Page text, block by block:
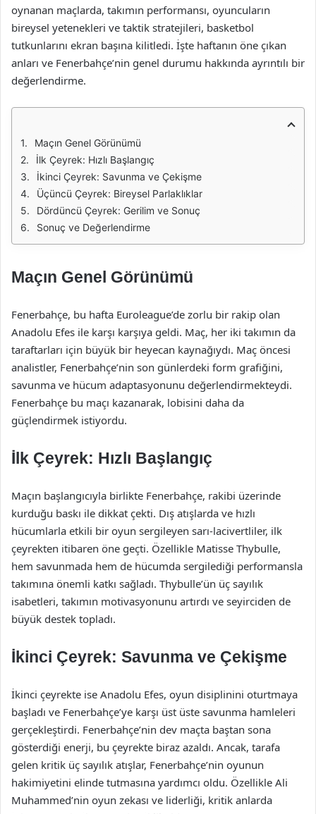
oynanan maçlarda, takımın performansı, oyuncuların
bireysel yetenekleri ve taktik stratejileri, basketbol
tutkunlarını ekran başına kilitledi. İşte haftanın öne çıkan
anları ve Fenerbahçe’nin genel durumu hakkında ayrıntılı bir
değerlendirme.
Maçın Genel Görünümü
İlk Çeyrek: Hızlı Başlangıç
İkinci Çeyrek: Savunma ve Çekişme
Üçüncü Çeyrek: Bireysel Parlaklıklar
Dördüncü Çeyrek: Gerilim ve Sonuç
Sonuç ve Değerlendirme
Maçın Genel Görünümü
Fenerbahçe, bu hafta Euroleague’de zorlu bir rakip olan
Anadolu Efes ile karşı karşıya geldi. Maç, her iki takımın da
taraftarları için büyük bir heyecan kaynağıydı. Maç öncesi
analistler, Fenerbahçe’nin son günlerdeki form grafiğini,
savunma ve hücum adaptasyonunu değerlendirmekteydi.
Fenerbahçe bu maçı kazanarak, lobisini daha da
güçlendirmek istiyordu.
İlk Çeyrek: Hızlı Başlangıç
Maçın başlangıcıyla birlikte Fenerbahçe, rakibi üzerinde
kurduğu baskı ile dikkat çekti. Dış atışlarda ve hızlı
hücumlarla etkili bir oyun sergileyen sarı-lacivertliler, ilk
çeyrekten itibaren öne geçti. Özellikle Matisse Thybulle,
hem savunmada hem de hücumda sergilediği performansla
takımına önemli katkı sağladı. Thybulle’ün üç sayılık
isabetleri, takımın motivasyonunu artırdı ve seyirciden de
büyük destek topladı.
İkinci Çeyrek: Savunma ve Çekişme
İkinci çeyrekte ise Anadolu Efes, oyun disiplinini oturtmaya
başladı ve Fenerbahçe’ye karşı üst üste savunma hamleleri
gerçekleştirdi. Fenerbahçe’nin dev maçta baştan sona
gösterdiği enerji, bu çeyrekte biraz azaldı. Ancak, tarafa
gelen kritik üç sayılık atışlar, Fenerbahçe’nin oyunun
hakimiyetini elinde tutmasına yardımcı oldu. Özellikle Ali
Muhammed’nin oyun zekası ve liderliği, kritik anlarda